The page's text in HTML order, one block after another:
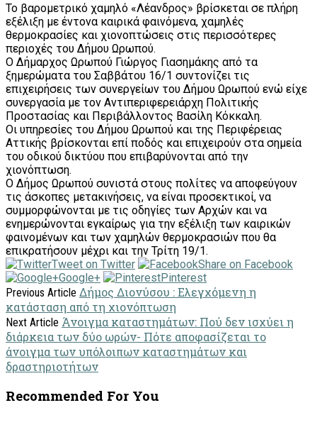
Το βαρομετρικό χαμηλό «Λέανδρος» βρίσκεται σε πλήρη
εξέλιξη με έντονα καιρικά φαινόμενα, χαμηλές
θερμοκρασίες και χιονοπτώσεις στις περισσότερες
περιοχές του Δήμου Ωρωπού.
Ο Δήμαρχος Ωρωπού Γιώργος Γιασημάκης από τα
ξημερώματα του Σαββάτου 16/1 συντονίζει τις
επιχειρήσεις των συνεργείων του Δήμου Ωρωπού ενώ είχε
συνεργασία με τον Αντιπεριφερειάρχη Πολιτικής
Προστασίας και Περιβάλλοντος Βασίλη Κόκκαλη.
Οι υπηρεσίες του Δήμου Ωρωπού και της Περιφέρειας
Αττικής βρίσκονται επί ποδός και επιχειρούν στα σημεία
του οδικού δικτύου που επιβαρύνονται από την
χιονόπτωση.
Ο Δήμος Ωρωπού συνιστά στους πολίτες να αποφεύγουν
τις άσκοπες μετακινήσεις, να είναι προσεκτικοί, να
συμμορφώνονται με τις οδηγίες των Αρχών και να
ενημερώνονται εγκαίρως για την εξέλιξη των καιρικών
φαινομένων και των χαμηλών θερμοκρασιών που θα
επικρατήσουν μέχρι και την Τρίτη 19/1.
Tweet on Twitter
Share on Facebook
Google+
Pinterest
Previous Article Δήμος Διονύσου : Ελεγχόμενη η
κατάσταση από τη χιονόπτωση
Next Article Άνοιγμα καταστημάτων: Πού δεν ισχύει η
διάρκεια των δύο ωρών- Πότε αποφασίζεται το
άνοιγμα των υπόλοιπων καταστημάτων και
δραστηριοτήτων
Recommended For You